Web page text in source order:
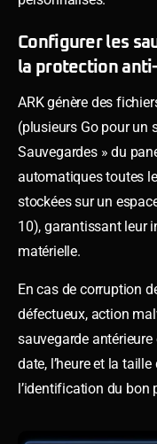
Configurer les
la protection
ARK génère des
(plusieurs Go pour un
Sauvegardes » du
automatiques toutes
stockées sur un
10), garantissant leur
matérielle.
En cas de corruption
défectueux, action
sauvegarde
date, l’heure et la
l’identification du bon